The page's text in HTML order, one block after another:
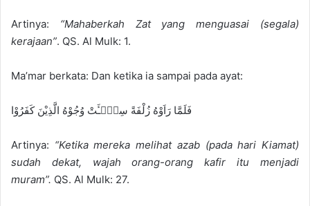
Artinya: “Mahaberkah Zat yang menguasai (segala)
kerajaan”. QS. Al Mulk: 1.
Ma’mar berkata: Dan ketika ia sampai pada ayat:
فَلَمَّا رَاَوْهُ زُلْفَةً سِيْۤـَٔتْ وُجُوْهُ الَّذِيْنَ كَفَرُوْا
Artinya: “Ketika mereka melihat azab (pada hari Kiamat)
sudah dekat, wajah orang-orang kafir itu menjadi
muram”. QS. Al Mulk: 27.